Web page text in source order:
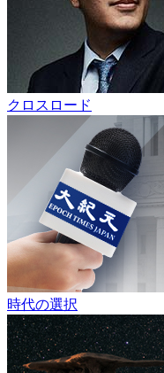
クロスロード
時代の選択